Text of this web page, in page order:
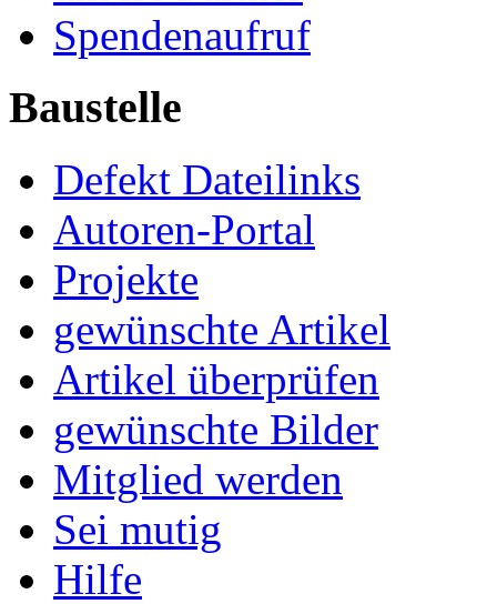
Spendenaufruf
Baustelle
Defekt Dateilinks
Autoren-Portal
Projekte
gewünschte Artikel
Artikel überprüfen
gewünschte Bilder
Mitglied werden
Sei mutig
Hilfe